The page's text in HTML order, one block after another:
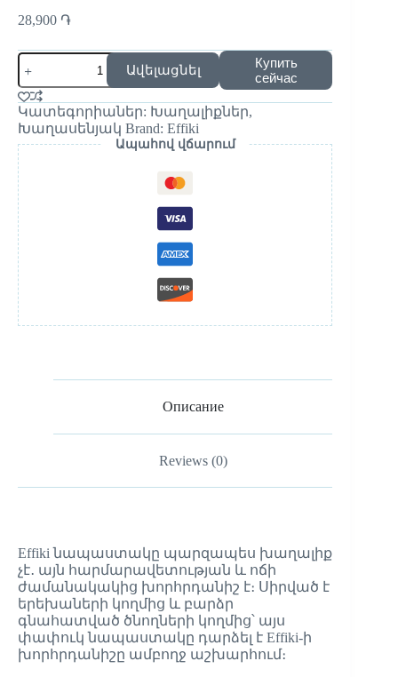
28,900 ֏
Ավելացնել
Купить
сейчас
Կատեգորիաներ: Խաղալիքներ,
Խաղասենյակ Brand: Effiki
Ապահով վճարում
Описание
Reviews (0)
Effiki նապաստակը պարզապես խաղալիք
չէ․ այն հարմարավետության և ոճի
ժամանակակից խորհրդանիշ է։ Սիրված է
երեխաների կողմից և բարձր
գնահատված ծնողների կողմից՝ այս
փափուկ նապաստակը դարձել է Effiki-ի
խորհրդանիշը ամբողջ աշխարհում։